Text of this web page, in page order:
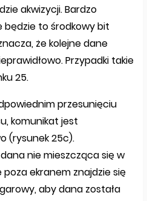
akwizycji. Bardzo
to środkowy bit
że kolejne dane
Przypadki takie
25.
przesunięciu
komunikat jest
(rysunek 25c).
nie mieszcząca się w
ekranem znajdzie się
aby dana została